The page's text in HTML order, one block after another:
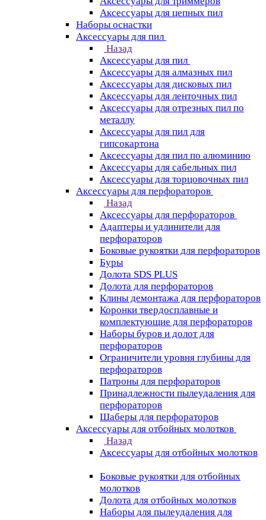
Аксессуары для цепных пил
Наборы оснастки
Аксессуары для пил
Назад
Аксессуары для пил
Аксессуары для алмазных пил
Аксессуары для дисковых пил
Аксессуары для ленточных пил
Аксессуары для отрезных пил по
металлу
Аксессуары для пил для
гипсокартона
Аксессуары для пил по алюминию
Аксессуары для сабельных пил
Аксессуары для торцовочных пил
Аксессуары для перфораторов
Назад
Аксессуары для перфораторов
Адаптеры и удлинители для
перфораторов
Боковые рукоятки для перфораторов
Буры
Долота SDS PLUS
Долота для перфораторов
Клины демонтажа для перфораторов
Коронки твердосплавные и
комплектующие для перфораторов
Наборы буров и долот для
перфораторов
Ограничители уровня глубины для
перфораторов
Патроны для перфораторов
Принадлежности пылеудаления для
перфораторов
Шаберы для перфораторов
Аксессуары для отбойных молотков
Назад
Аксессуары для отбойных молотков
Боковые рукоятки для отбойных
молотков
Долота для отбойных молотков
Наборы для пылеудаления для